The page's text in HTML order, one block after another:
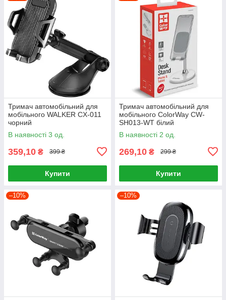
Тримач автомобільний для
мобільного WALKER CX-011
чорний
В наявності 3 од.
359,10 ₴ 399 ₴
Купити
Тримач автомобільний для
мобільного ColorWay CW-
SH013-WT білий
В наявності 2 од.
269,10 ₴ 299 ₴
Купити
–10% –10%